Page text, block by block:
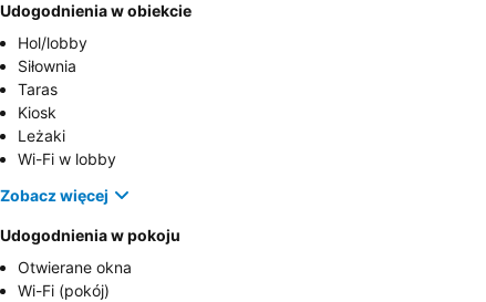
Udogodnienia w obiekcie
Hol/lobby
Siłownia
Taras
Kiosk
Leżaki
Wi-Fi w lobby
Zobacz więcej
Udogodnienia w pokoju
Otwierane okna
Wi-Fi (pokój)